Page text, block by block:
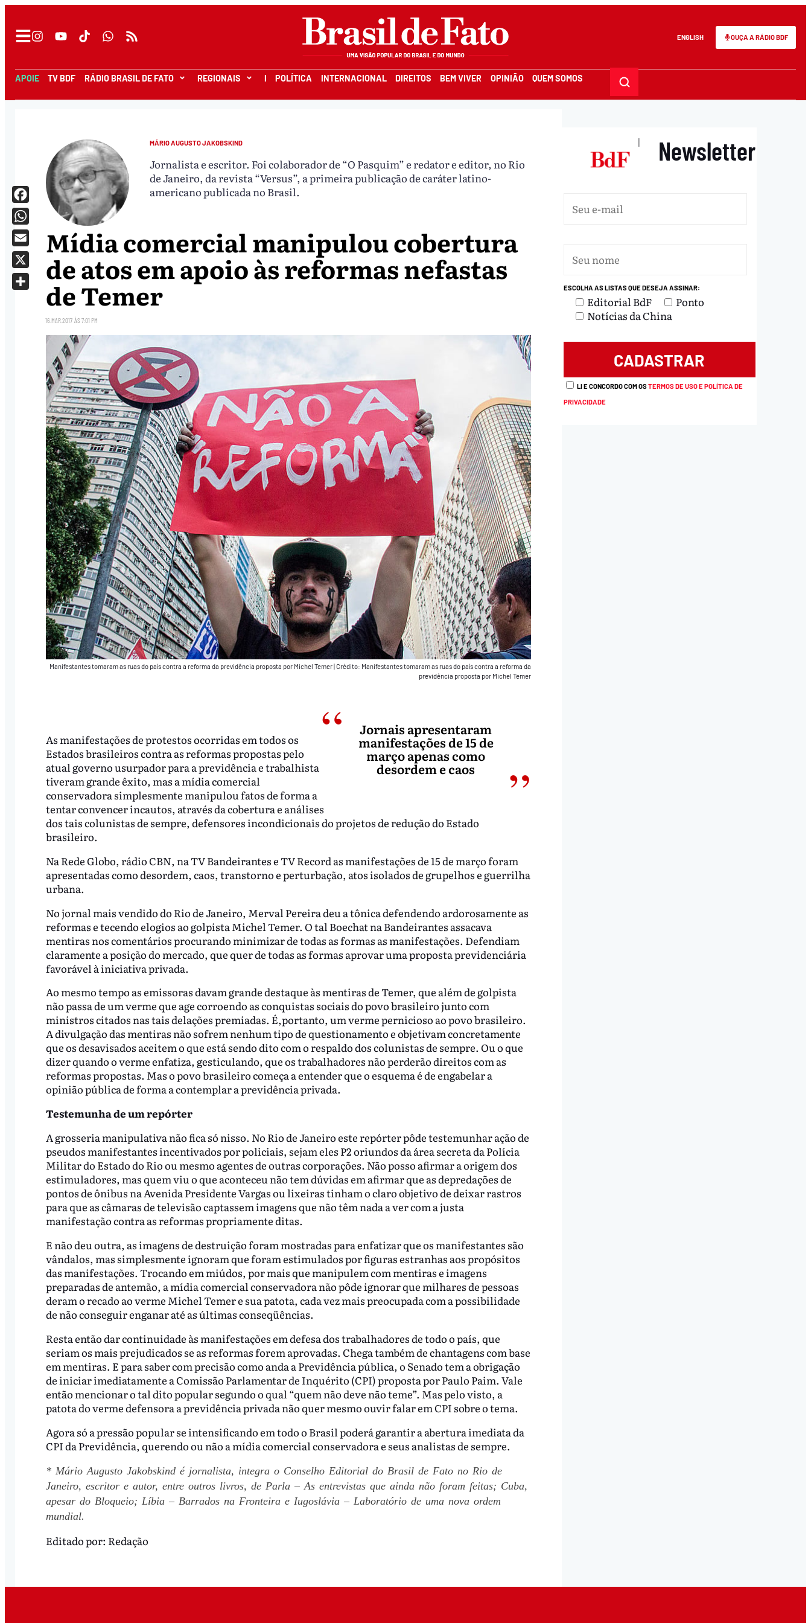
ENGLISH OUÇA A RÁDIO BDF
APOIE TV BDF RÁDIO BRASIL DE FATO REGIONAIS I POLÍTICA INTERNACIONAL DIREITOS BEM VIVER OPINIÃO QUEM SOMOS
MÁRIO AUGUSTO JAKOBSKIND
Jornalista e escritor. Foi colaborador de “O Pasquim” e redator e editor, no Rio
de Janeiro, da revista “Versus”, a primeira publicação de caráter latino­
americano publicada no Brasil.
Mídia comercial manipulou cobertura
de atos em apoio às reformas nefastas
de Temer
16.MAR.2017 ÀS 7:01 PM
Manifestantes tomaram as ruas do país contra a reforma da previdência proposta por Michel Temer Crédito: Manifestantes tomaram as ruas do país contra a reforma da
previdência proposta por Michel Temer
Jornais apresentaram
manifestações de 15 de
março apenas como
desordem e caos
As manifestações de protestos ocorridas em todos os
Estados brasileiros contra as reformas propostas pelo
atual governo usurpador para a previdência e trabalhista
tiveram grande êxito, mas a mídia comercial
conservadora simplesmente manipulou fatos de forma a
tentar convencer incautos, através da cobertura e análises
dos tais colunistas de sempre, defensores incondicionais do projetos de redução do Estado
brasileiro.
Na Rede Globo, rádio CBN, na TV Bandeirantes e TV Record as manifestações de 15 de março foram
apresentadas como desordem, caos, transtorno e perturbação, atos isolados de grupelhos e guerrilha
urbana.
No jornal mais vendido do Rio de Janeiro, Merval Pereira deu a tônica defendendo ardorosamente as
reformas e tecendo elogios ao golpista Michel Temer. O tal Boechat na Bandeirantes assacava
mentiras nos comentários procurando minimizar de todas as formas as manifestações. Defendiam
claramente a posição do mercado, que quer de todas as formas aprovar uma proposta previdenciária
favorável à iniciativa privada.
Ao mesmo tempo as emissoras davam grande destaque às mentiras de Temer, que além de golpista
não passa de um verme que age corroendo as conquistas sociais do povo brasileiro junto com
ministros citados nas tais delações premiadas. É,portanto, um verme pernicioso ao povo brasileiro.
A divulgação das mentiras não sofrem nenhum tipo de questionamento e objetivam concretamente
que os desavisados aceitem o que está sendo dito com o respaldo dos colunistas de sempre. Ou o que
dizer quando o verme enfatiza, gesticulando, que os trabalhadores não perderão direitos com as
reformas propostas. Mas o povo brasileiro começa a entender que o esquema é de engabelar a
opinião pública de forma a contemplar a previdência privada.
Testemunha de um repórter
A grosseria manipulativa não fica só nisso. No Rio de Janeiro este repórter pôde testemunhar ação de
pseudos manifestantes incentivados por policiais, sejam eles P2 oriundos da área secreta da Polícia
Militar do Estado do Rio ou mesmo agentes de outras corporações. Não posso afirmar a origem dos
estimuladores, mas quem viu o que aconteceu não tem dúvidas em afirmar que as depredações de
pontos de ônibus na Avenida Presidente Vargas ou lixeiras tinham o claro objetivo de deixar rastros
para que as câmaras de televisão captassem imagens que não têm nada a ver com a justa
manifestação contra as reformas propriamente ditas.
E não deu outra, as imagens de destruição foram mostradas para enfatizar que os manifestantes são
vândalos, mas simplesmente ignoram que foram estimulados por figuras estranhas aos propósitos
das manifestações. Trocando em miúdos, por mais que manipulem com mentiras e imagens
preparadas de antemão, a mídia comercial conservadora não pôde ignorar que milhares de pessoas
deram o recado ao verme Michel Temer e sua patota, cada vez mais preocupada com a possibilidade
de não conseguir enganar até as últimas conseqüências.
Resta então dar continuidade às manifestações em defesa dos trabalhadores de todo o país, que
seriam os mais prejudicados se as reformas forem aprovadas. Chega também de chantagens com base
em mentiras. E para saber com precisão como anda a Previdência pública, o Senado tem a obrigação
de iniciar imediatamente a Comissão Parlamentar de Inquérito (CPI) proposta por Paulo Paim. Vale
então mencionar o tal dito popular segundo o qual “quem não deve não teme”. Mas pelo visto, a
patota do verme defensora a previdência privada não quer mesmo ouvir falar em CPI sobre o tema.
Agora só a pressão popular se intensificando em todo o Brasil poderá garantir a abertura imediata da
CPI da Previdência, querendo ou não a mídia comercial conservadora e seus analistas de sempre.
* Mário Augusto Jakobskind é jornalista, integra o Conselho Editorial do Brasil de Fato no Rio de
Janeiro, escritor e autor, entre outros livros, de Parla – As entrevistas que ainda não foram feitas; Cuba,
apesar do Bloqueio; Líbia – Barrados na Fronteira e Iugoslávia – Laboratório de uma nova ordem
mundial.
Facebook
WhatsApp
Email
X
Editado por: Redação
| Newsletter
ESCOLHA AS LISTAS QUE DESEJA ASSINAR:
Editorial BdF
Ponto
Notícias da China
LI E CONCORDO COM OSTERMOS DE USO E POLÍTICA DE
PRIVACIDADE